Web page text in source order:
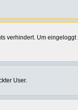
verhindert. Um
User.